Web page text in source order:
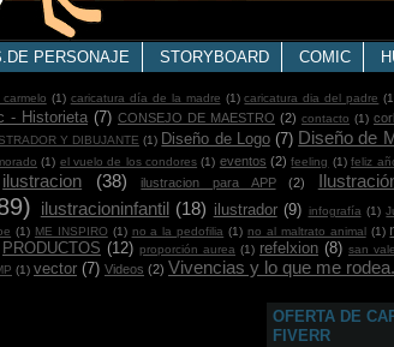
PERSONAJE STORYBOARD COMIC
(1) caricatura día de la madre (1) caricatura dia del padre
- Historieta (7) CONSEJO DE MAESTRO (2) contacto (1)
Y DIBUJANTE (1) Diseño de Logo (7) Diseño de
(1) el vuelo de los condores (1) eventos (2) feeling (1) feliz
ilustracion (38) ilustracion para APP (2)
ilustracioninfantil (18) ilustrador (9) infografía (1)
(1) ME INSPIRO (1) no a la pedofilia (1) no al maltrato animal (1)
PRODUCTOS (12) proporción aurea (1) refelxion (8) san
(1) vector (7) Videos (2) Vivencias y lo que me
OFERTA DE
FIVERR